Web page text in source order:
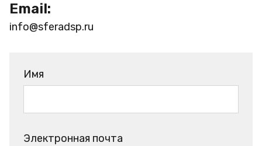
Email:
info@sferadsp.ru
Имя
Электронная почта